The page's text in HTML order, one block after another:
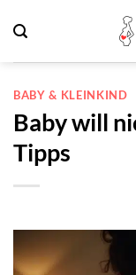
Inhalt
springen
BABY & KLEINKIND
Baby will
Tipps